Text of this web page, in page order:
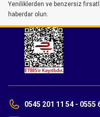
Yeniliklerden ve benzersiz
haberdar olun.
0545 201 11 54 - 0555